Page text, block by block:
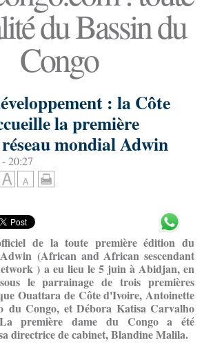
du Bassin du
Congo
: la Côte
la première
mondial Adwin
20:27
de la toute première édition du
(African and African sescendant
) a eu lieu le 5 juin à Abidjan, en
sous le parrainage de trois premières
Ouattara de Côte d'Ivoire, Antoinette
du Congo, et Débora Katisa Carvalho
première dame du Congo a été
directrice de cabinet, Blandine Malila.